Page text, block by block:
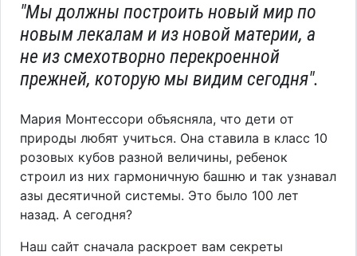
"Мы должны построить новый мир по
новым лекалам и из новой материи, а
не из смехотворно перекроенной
прежней, которую мы видим сегодня".
Мария Монтессори объясняла, что дети от
природы любят учиться. Она ставила в класс 10
розовых кубов разной величины, ребенок
строил из них гармоничную башню и так узнавал
азы десятичной системы. Это было 100 лет
назад. А сегодня?
Наш сайт сначала раскроет вам секреты